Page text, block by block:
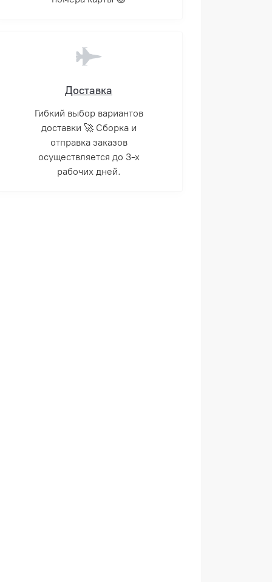
Доставка
Гибкий выбор вариантов
доставки 🚀 Сборка и
отправка заказов
осуществляется до 3-х
рабочих дней.